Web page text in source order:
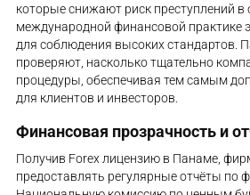
которые снижают риск преступлений в
международной финансовой практике
для соблюдения высоких стандартов.
проверяют, насколько тщательно
процедуры, обеспечивая тем самым
для клиентов и инвесторов.
Финансовая прозрачность и
Получив Forex лицензию в Панаме,
предоставлять регулярные отчёты по